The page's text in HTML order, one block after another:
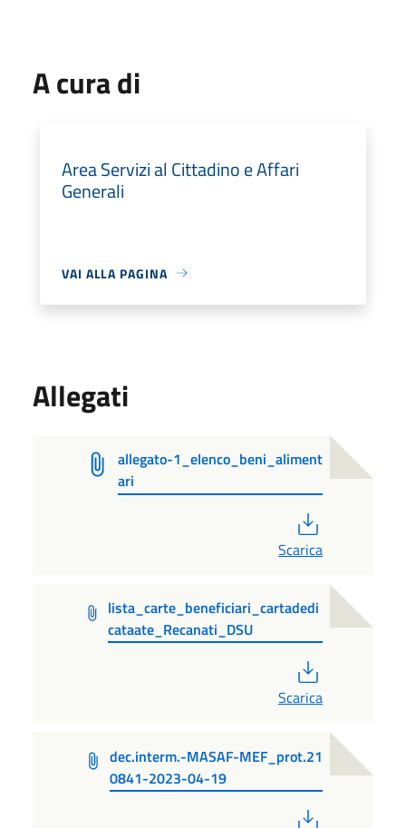
A cura di
Area Servizi al Cittadino e Affari
Generali
VAI ALLA PAGINA
Allegati
allegato-1_elenco_beni_aliment
ari
Scarica
lista_carte_beneficiari_cartadedi
cataate_Recanati_DSU
Scarica
dec.interm.-MASAF-MEF_prot.21
0841-2023-04-19